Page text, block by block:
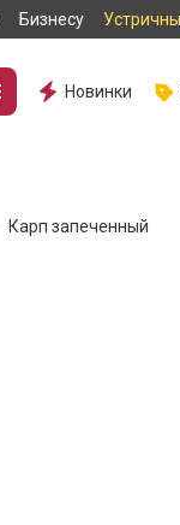
Бизнесу
Новинки
Карп запеченный